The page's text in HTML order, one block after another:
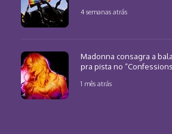
4 semanas atrás
Madonna consagra a
pra pista no
1 mês atrás